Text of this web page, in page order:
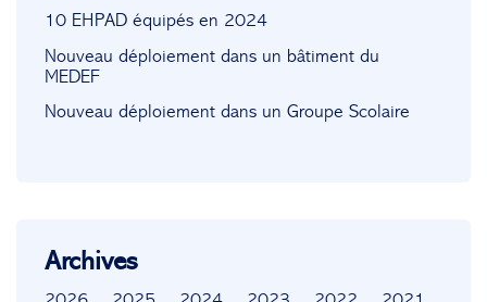
10 EHPAD équipés en 2024
Nouveau déploiement dans un bâtiment du
MEDEF
Nouveau déploiement dans un Groupe Scolaire
Archives